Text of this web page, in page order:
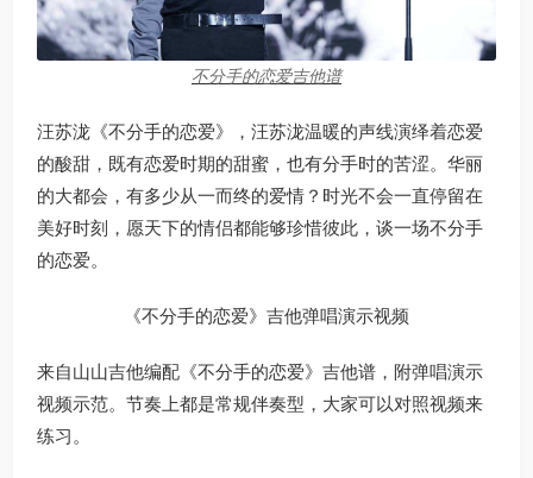
不分手的恋爱吉他谱
汪苏泷《不分手的恋爱》，汪苏泷温暖的声线演绎着恋爱
的酸甜，既有恋爱时期的甜蜜，也有分手时的苦涩。华丽
的大都会，有多少从一而终的爱情？时光不会一直停留在
美好时刻，愿天下的情侣都能够珍惜彼此，谈一场不分手
的恋爱。
《不分手的恋爱》吉他弹唱演示视频
来自山山吉他编配《不分手的恋爱》吉他谱，附弹唱演示
视频示范。节奏上都是常规伴奏型，大家可以对照视频来
练习。